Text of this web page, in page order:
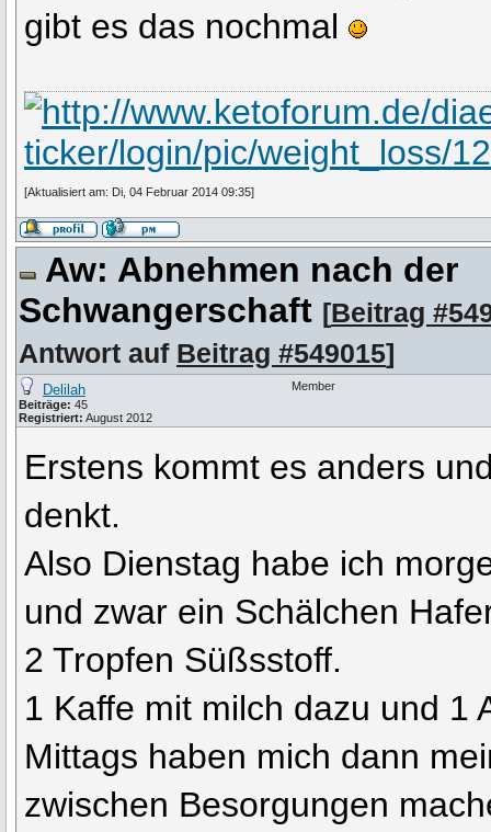
gibt es das nochmal
[Aktualisiert am: Di, 04 Februar 2014 09:35]
Aw: Abnehmen nach der
Schwangerschaft [Beitrag
Antwort auf Beitrag #549015]
Delilah
Beiträge: 45
Registriert: August 2012
Member
Erstens kommt es anders
denkt.
Also Dienstag habe ich
und zwar ein Schälchen
2 Tropfen Süßsstoff.
1 Kaffe mit milch dazu und 1
Mittags haben mich dann
zwischen Besorgungen